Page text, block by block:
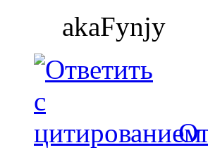
akaFynjy